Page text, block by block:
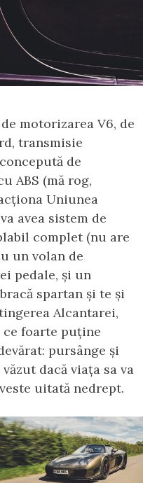
motorizarea V6, de
transmisie
de
ABS (mă rog,
Uniunea
avea sistem de
complet (nu are
un volan de
pedale, și un
spartan și te și
Alcantarei,
ce foarte puține
pursânge și
dacă viața sa va
uitată nedrept.